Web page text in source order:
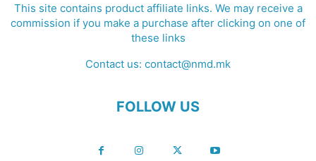
This site contains product affiliate links. We may receive a
commission if you make a purchase after clicking on one of
these links
Contact us: contact@nmd.mk
FOLLOW US